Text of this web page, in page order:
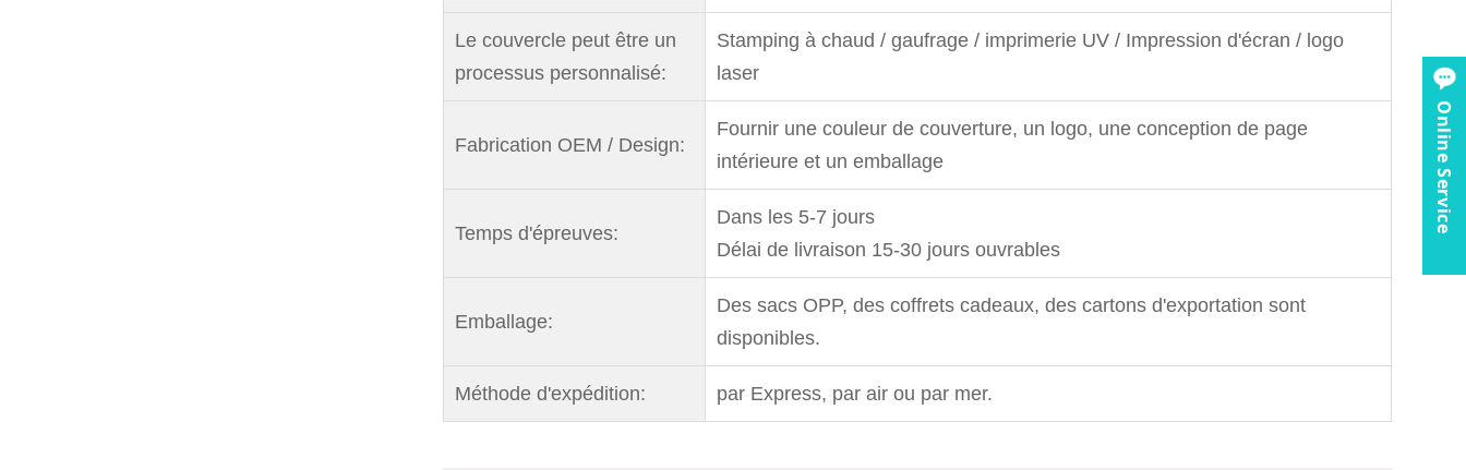
Le couvercle peut être un
processus personnalisé:
Stamping à chaud / gaufrage / imprimerie UV / Impression d'écran / logo
laser
Fabrication OEM / Design:
Fournir une couleur de couverture, un logo, une conception de page
intérieure et un emballage
Temps d'épreuves:
Dans les 5-7 jours
Délai de livraison 15-30 jours ouvrables
Emballage:
Des sacs OPP, des coffrets cadeaux, des cartons d'exportation sont
disponibles.
Méthode d'expédition: par Express, par air ou par mer.
Online Service